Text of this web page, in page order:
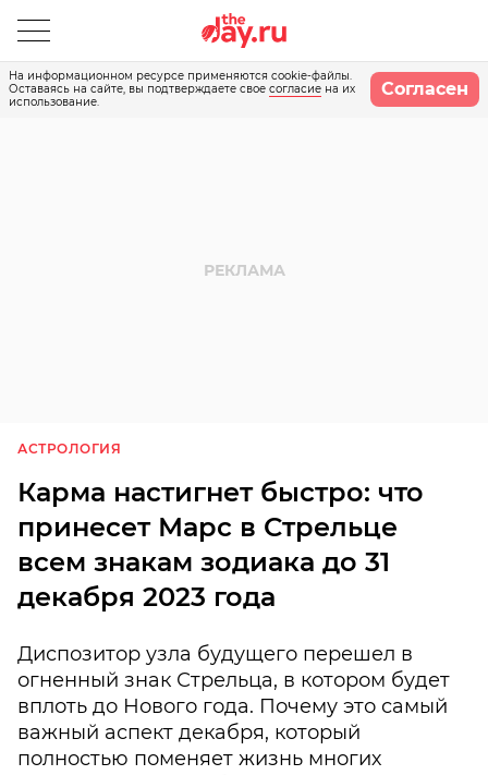
На информационном ресурсе применяются cookie-файлы.
Оставаясь на сайте, вы подтверждаете свое согласие на их
использование.
Согласен
АСТРОЛОГИЯ
Карма настигнет быстро: что
принесет Марс в Стрельце
всем знакам зодиака до 31
декабря 2023 года
Диспозитор узла будущего перешел в
огненный знак Стрельца, в котором будет
вплоть до Нового года. Почему это самый
важный аспект декабря, который
полностью поменяет жизнь многих